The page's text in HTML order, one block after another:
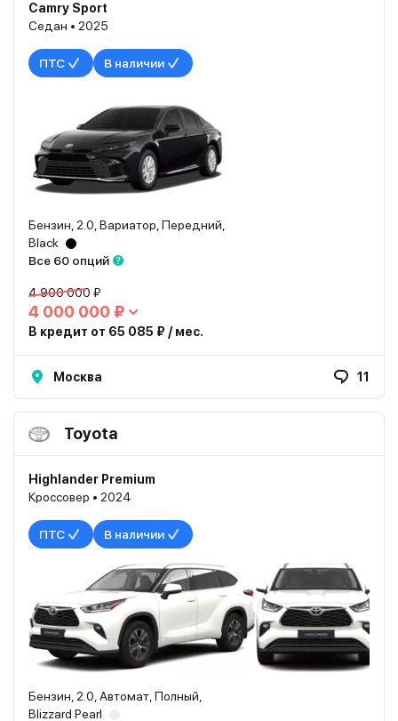
Camry Sport
Седан • 2025
ПТС В наличии
Бензин, 2.0, Вариатор, Передний,
Black
Все 60 опций
4 900 000 ₽
4 000 000 ₽
В кредит от 65 085 ₽ / мес.
Москва 11
Toyota
Highlander Premium
Кроссовер • 2024
ПТС В наличии
Бензин, 2.0, Автомат, Полный,
Blizzard Pearl